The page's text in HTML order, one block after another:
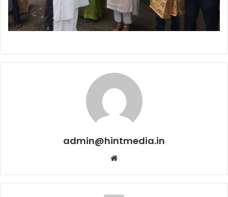
admin@hintmedia.in